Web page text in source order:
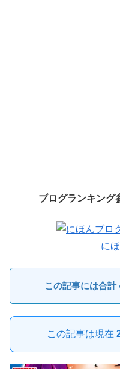
ブログランキング
に
この記事には合計
この記事は現在